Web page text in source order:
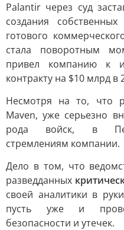
Palantir через суд
создания
готового
стала поворотным
привел компанию к
контракту на $10 млрд в
Несмотря на то, что
Maven, уже серьезно
рода войск, в
стремлениям компании.
Дело в том, что
разведданных
своей аналитики в
пусть уже и
безопасности и утечек.